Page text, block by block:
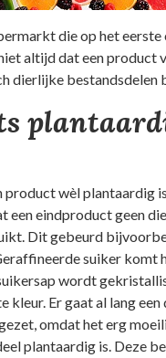
die op het
altijd dat een product
dierlijke bestandsdelen
product wèl plantaardig
een eindproduct geen
Dit gebeurd
suiker
wordt
Er gaat al lang een
omdat het erg
plantaardig is. Deze